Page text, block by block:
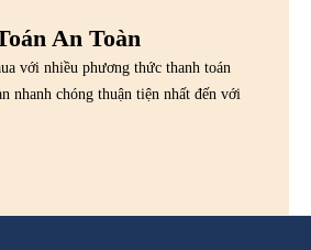
An Toàn
với nhiều phương thức thanh toán
nhanh chóng thuận tiện nhất đến với